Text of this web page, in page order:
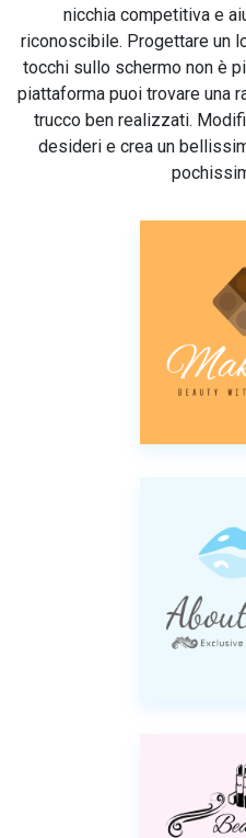
nicchia competitiva e
riconoscibile. Progettare un
tocchi sullo schermo non è
piattaforma puoi trovare una
trucco ben realizzati.
desideri e crea un